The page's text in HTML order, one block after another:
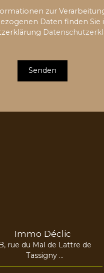
zur
Daten finden Sie
Senden
Immo Déclic
rue du Mal de Lattre de
Tassigny
68730 Blotzheim